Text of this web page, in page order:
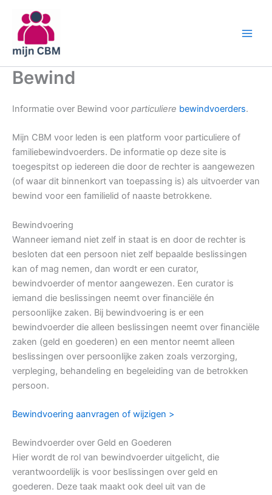
inhoud
Bewind
Informatie over Bewind voor particuliere bewindvoerders.
Mijn CBM voor leden is een platform voor particuliere of
familiebewindvoerders. De informatie op deze site is
toegespitst op iedereen die door de rechter is aangewezen
(of waar dit binnenkort van toepassing is) als uitvoerder van
bewind voor een familielid of naaste betrokkene.
Bewindvoering
Wanneer iemand niet zelf in staat is en door de rechter is
besloten dat een persoon niet zelf bepaalde beslissingen
kan of mag nemen, dan wordt er een curator,
bewindvoerder of mentor aangewezen. Een curator is
iemand die beslissingen neemt over financiële én
persoonlijke zaken. Bij bewindvoering is er een
bewindvoerder die alleen beslissingen neemt over financiële
zaken (geld en goederen) en een mentor neemt alleen
beslissingen over persoonlijke zaken zoals verzorging,
verpleging, behandeling en begeleiding van de betrokken
persoon.
Bewindvoering aanvragen of wijzigen >
Bewindvoerder over Geld en Goederen
Hier wordt de rol van bewindvoerder uitgelicht, die
verantwoordelijk is voor beslissingen over geld en
goederen. Deze taak maakt ook deel uit van de